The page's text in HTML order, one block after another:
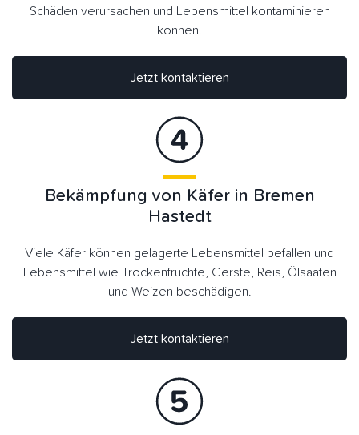
Schäden verursachen und Lebensmittel kontaminieren
können.
Jetzt kontaktieren
Jetzt kontaktieren
Bekämpfung von Käfer in Bremen
Hastedt
Viele Käfer können gelagerte Lebensmittel befallen und
Lebensmittel wie Trockenfrüchte, Gerste, Reis, Ölsaaten
und Weizen beschädigen.